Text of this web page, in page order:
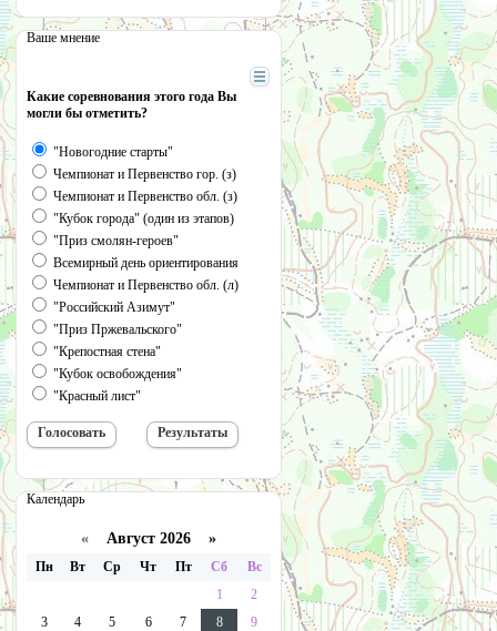
Ваше мнение
Какие соревнования этого года Вы
могли бы отметить?
"Новогодние старты"
Чемпионат и Первенство гор. (з)
Чемпионат и Первенство обл. (з)
"Кубок города" (один из этапов)
"Приз смолян-героев"
Всемирный день ориентирования
Чемпионат и Первенство обл. (л)
"Российский Азимут"
"Приз Пржевальского"
"Крепостная стена"
"Кубок освобождения"
"Красный лист"
Календарь
« Август 2026 »
Пн Вт Ср Чт Пт Сб
Вс
1
2
3
4 5 6 7 8
9